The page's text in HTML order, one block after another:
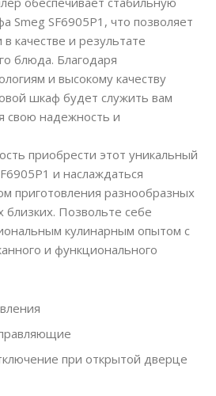
Smeg SF6905P1, что позволяет
качестве и результате
блюда. Благодаря
и высокому качеству
шкаф будет служить вам
свою надежность и
приобрести этот уникальный
и наслаждаться
приготовления разнообразных
близких. Позвольте себе
кулинарным опытом с
и функционального
при открытой дверце